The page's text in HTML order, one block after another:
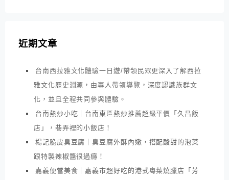
近期文章
台南西拉雅文化體驗一日遊/帶領民眾更深入了解西拉
雅文化歷史淵源，由專人帶領導覽，深度認識族群文
化，並且全程共同參與體驗。
台南熱炒小吃｜台南東區熱炒推薦超級平價「久昌飯
店」，巷弄裡的小飯店！
楊記脆皮臭豆腐｜臭豆腐外酥內嫩，搭配酸甜的泡菜
跟特製辣椒醬很過癮！
嘉義便當美食｜嘉義市超好吃的港式粵菜燒臘店「芳